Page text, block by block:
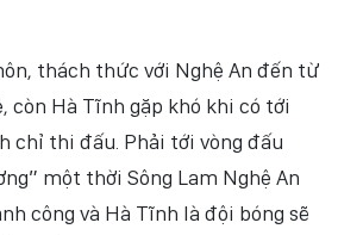
thách thức với Nghệ An đến từ
còn Hà Tĩnh gặp khó khi có tới
chỉ thi đấu. Phải tới vòng đấu
một thời Sông Lam Nghệ An
công và Hà Tĩnh là đội bóng sẽ